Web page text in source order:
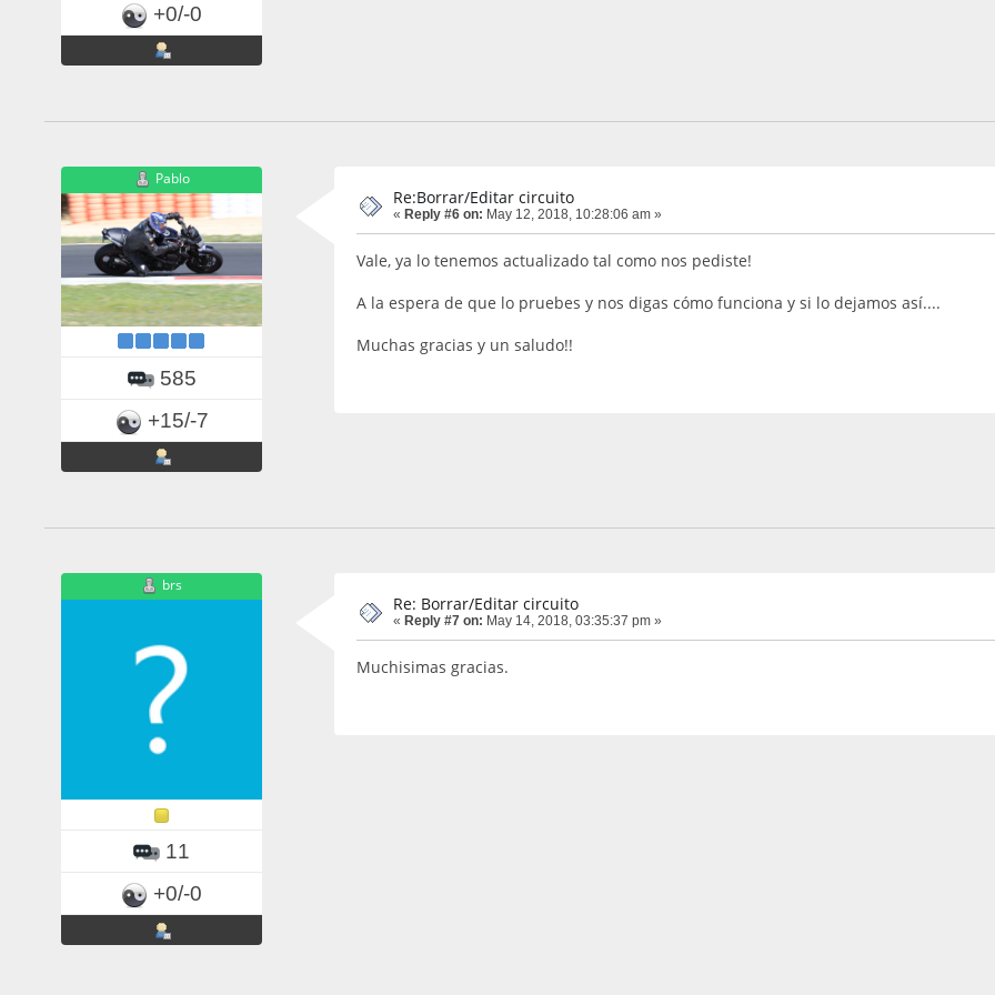
+0/-0
Pablo
585
+15/-7
Re:Borrar/Editar circuito
« Reply #6 on: May 12, 2018, 10:28:06 am »
Vale, ya lo tenemos actualizado tal como nos pediste!
A la espera de que lo pruebes y nos digas cómo funciona y si lo dejamos así....
Muchas gracias y un saludo!!
brs
11
+0/-0
Re: Borrar/Editar circuito
« Reply #7 on: May 14, 2018, 03:35:37 pm »
Muchisimas gracias.